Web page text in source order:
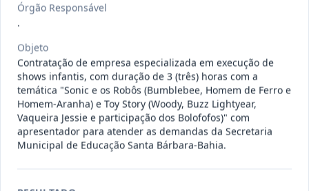
128/2026
Prestação
de
Serviços
jurídicas e microempreend...
Situação : Concluído Data :07/08/2026 Ver detalhes
Órgão Responsável
.
Objeto
Contratação de empresa especializada em execução de
shows infantis, com duração de 3 (três) horas com a
temática "Sonic e os Robôs (Bumblebee, Homem de Ferro e
Homem-Aranha) e Toy Story (Woody, Buzz Lightyear,
Vaqueira Jessie e participação dos Bolofofos)" com
apresentador para atender as demandas da Secretaria
Municipal de Educação Santa Bárbara-Bahia.